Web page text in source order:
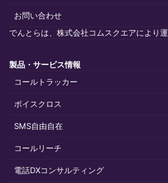
お問い合わせ
でんとらは、株式会社コムスクエアにより運
製品・サービス情報
コールトラッカー
ボイスクロス
SMS自由自在
コールリーチ
電話DXコンサルティング